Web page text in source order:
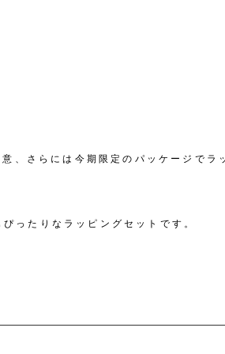
さらには今期限定のパッケージでラ
ったりなラッピングセットです。